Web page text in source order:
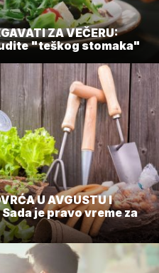
ZA VEČERU:
"teškog stomaka"
U AVGUSTU I
Sada je pravo vreme za